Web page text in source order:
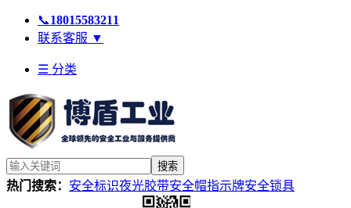
📞18015583211
联系客服 ▼
☰ 分类
搜索
热门搜索： 安全标识夜光胶带安全帽指示牌安全锁具